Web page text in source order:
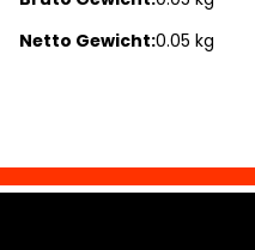
Netto Gewicht:0.05 kg